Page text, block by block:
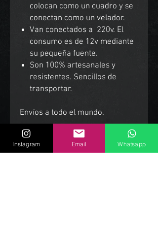
colocan como un cuadro y se
conectan como un velador.
Van conectados a 220v. El
consumo es de 12v mediante
su pequeña fuente.
Son 100% artesanales y
resistentes. Sencillos de
transportar.
Envíos a todo el mundo.
Instagram Email Whatsapp